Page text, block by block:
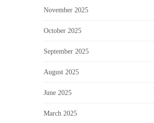
November 2025
October 2025
September 2025
August 2025
June 2025
March 2025